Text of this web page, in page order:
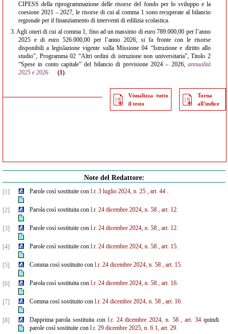
CIPESS della riprogrammazione delle risorse del fondo per lo sviluppo e la
coesione 2021 – 2027, le risorse di cui al comma 1 sono recuperate al bilancio
regionale per il finanziamento di interventi di edilizia scolastica.
3. Agli oneri di cui al comma 1, fino ad un massimo di euro 789.000,00 per l’anno
2025 e di euro 526.000,00 per l’anno 2026, si fa fronte con le risorse
disponibili a legislazione vigente sulla Missione 04 “Istruzione e diritto allo
studio”, Programma 02 “Altri ordini di istruzione non universitaria”, Titolo 2
“Spese in conto capitale” del bilancio di previsione 2024 – 2026, annualità
2025 e 2026
(1).
Visualizza tutto
il testo
Torna
all'indice
Note del Redattore:
[1] Parole così sostituite con l.r. 3 luglio 2024, n. 25 , art. 44.
[2] Parola così sostituita con l.r. 24 dicembre 2024, n. 58 , art. 12.
[3] Parole così sostituite con l.r. 24 dicembre 2024, n. 58 , art. 12.
[4] Parole così sostituite con l.r. 24 dicembre 2024, n. 58 , art. 15.
[5] Comma così sostituito con l.r. 24 dicembre 2024, n. 58 , art. 15.
[6] Parola così sostituita con l.r. 24 dicembre 2024, n. 58 , art. 16.
[7] Comma così sostituito con l.r. 24 dicembre 2024, n. 58 , art. 16.
[8] Dapprima parola sostituita con l.r. 24 dicembre 2024, n. 58 , art. 34 quindi
parole così sostituite con l.r. 29 dicembre 2025, n. 6 1, art. 29.